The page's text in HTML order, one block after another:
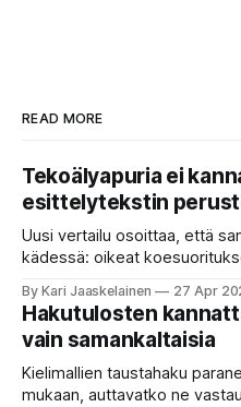
READ MORE
Tekoälyapuria ei
esittelytekstin
Uusi vertailu osoittaa, että
kädessä: oikeat
etsimässä verkosta apuria,
askareita: täyttäisi
tai seulisi pitkän
valikoima, joka muistuttaa
Jokainen ”tekoälyagentti”
By Kari Jaaskelainen 27 Apr
Hakutulosten
vain samankaltaisia
Kielimallien taustahaku
mukaan, auttavatko ne